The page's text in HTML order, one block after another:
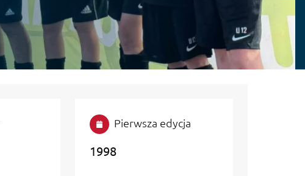
Pierwsza edycja
1998